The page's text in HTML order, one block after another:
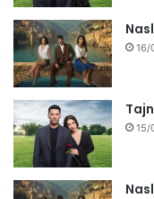
16/
15/